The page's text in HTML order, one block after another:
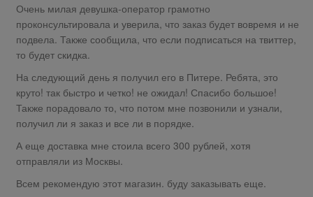
Очень милая девушка-оператор грамотно
проконсультировала и уверила, что заказ будет вовремя и не
подвела. Также сообщила, что если подписаться на твиттер,
то будет скидка.
На следующий день я получил его в Питере. Ребята, это
круто! так быстро и четко! не ожидал! Спасибо большое!
Также порадовало то, что потом мне позвонили и узнали,
получил ли я заказ и все ли в порядке.
А еще доставка мне стоила всего 300 рублей, хотя
отправляли из Москвы.
Всем рекомендую этот магазин. буду заказывать еще.